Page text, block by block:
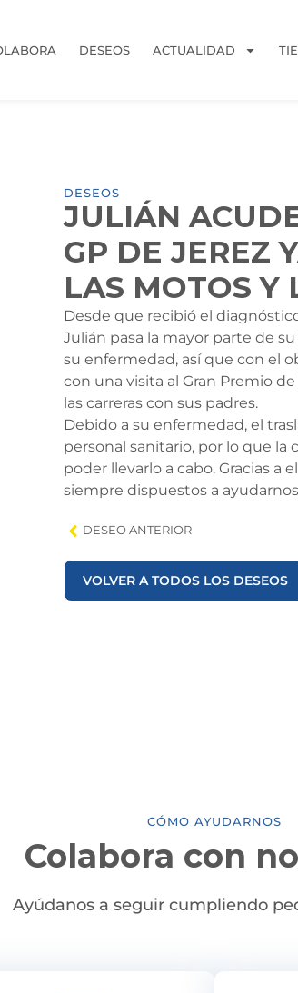
DESEOS ACTUALIDAD
DESEOS
JULIÁN
GP DE JEREZ
LAS MOTOS Y
Desde que recibió el
Julián pasa la mayor parte de
su enfermedad, así que con el
con una visita al Gran Premio
las carreras con sus padres.
Debido a su enfermedad, el
personal sanitario, por lo que la
poder llevarlo a cabo. Gracias a
siempre dispuestos a
DESEO ANTERIOR
VOLVER A TODOS LOS DESEOS
CÓMO AYUDARNOS
Colabora con
Ayúdanos a seguir cumpliendo